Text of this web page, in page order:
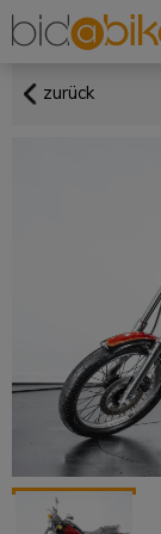
zurück